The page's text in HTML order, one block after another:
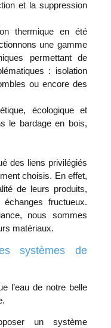
et la suppression
thermique en été
une gamme
permettant de
: isolation
ou encore des
écologique et
le bardage en bois,
des liens privilégiés
choisis. En effet,
de leurs produits,
fructueux.
nous sommes
matériaux.
systèmes de
l’eau de notre belle
un système